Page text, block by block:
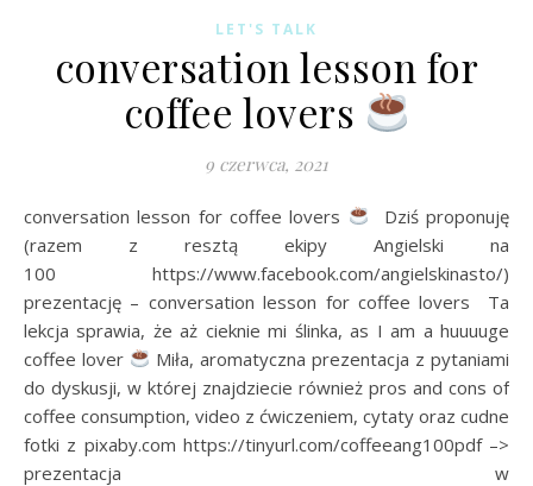
LET'S TALK
conversation lesson for
coffee lovers
9 czerwca, 2021
conversation lesson for coffee lovers
Dziś proponuję
(razem z resztą ekipy Angielski na
100 https://www.facebook.com/angielskinasto/)
prezentację – conversation lesson for coffee lovers Ta
lekcja sprawia, że aż cieknie mi ślinka, as I am a huuuuge
coffee lover
Miła, aromatyczna prezentacja z pytaniami
do dyskusji, w której znajdziecie również pros and cons of
coffee consumption, video z ćwiczeniem, cytaty oraz cudne
fotki z pixaby.com https://tinyurl.com/coffeeang100pdf –>
prezentacja w